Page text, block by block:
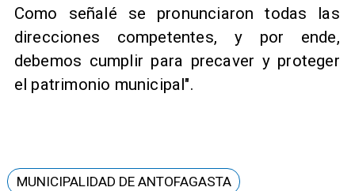
Como señalé se pronunciaron todas las
direcciones competentes, y por ende,
debemos cumplir para precaver y proteger
el patrimonio municipal".​
MUNICIPALIDAD DE ANTOFAGASTA